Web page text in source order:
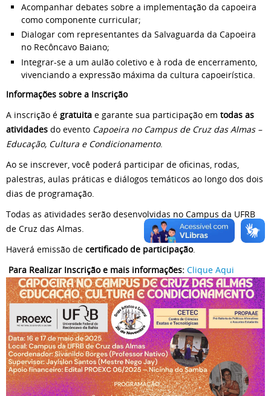
Acompanhar debates sobre a implementação da capoeira
como componente curricular;
Dialogar com representantes da Salvaguarda da Capoeira
no Recôncavo Baiano;
Integrar-se a um aulão coletivo e à roda de encerramento,
vivenciando a expressão máxima da cultura capoeirística.
Informações sobre a Inscrição
A inscrição é gratuita e garante sua participação em todas as
atividades do evento Capoeira no Campus de Cruz das Almas –
Educação, Cultura e Condicionamento.
Ao se inscrever, você poderá participar de oficinas, rodas,
palestras, aulas práticas e diálogos temáticos ao longo dos dois
dias de programação.
Todas as atividades serão desenvolvidas no Campus da UFRB
de Cruz das Almas.
Haverá emissão de certificado de participação.
Para Realizar Inscrição e mais informações: Clique Aqui